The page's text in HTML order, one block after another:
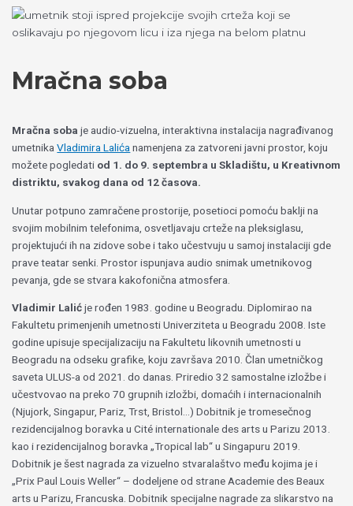
Пређи
Mračna soba
Mračna soba je audio-vizuelna, interaktivna instalacija nagrađivanog
umetnikaVladimira Lalića namenjena za zatvoreni javni prostor, koju
možete pogledati od 1. do 9. septembra u Skladištu, u Kreativnom
distriktu, svakog dana od 12 časova.
Unutar potpuno zamračene prostorije, posetioci pomoću baklji na
svojim mobilnim telefonima, osvetljavaju crteže na pleksiglasu,
projektujući ih na zidove sobe i tako učestvuju u samoj instalaciji gde
prave teatar senki. Prostor ispunjava audio snimak umetnikovog
pevanja, gde se stvara kakofonična atmosfera.
Vladimir Lalićje rođen 1983. godine u Beogradu. Diplomirao na
Fakultetu primenjenih umetnosti Univerziteta u Beogradu 2008. Iste
godine upisuje specijalizaciju na Fakultetu likovnih umetnosti u
Beogradu na odseku grafike, koju završava 2010. Član umetničkog
saveta ULUS-a od 2021. do danas. Priredio 32 samostalne izložbe i
učestvovao na preko 70 grupnih izložbi, domaćih i internacionalnih
(Njujork, Singapur, Pariz, Trst, Bristol…) Dobitnik je tromesečnog
rezidencijalnog boravka u Cité internationale des arts u Parizu 2013.
kao i rezidencijalnog boravka „Tropical lab“ u Singapuru 2019.
Dobitnik je šest nagrada za vizuelno stvaralaštvo među kojima je i
„Prix Paul Louis Weller“ – dodeljene od strane Academie des Beaux
arts u Parizu, Francuska. Dobitnik specijalne nagrade za slikarstvo na
Izaberite